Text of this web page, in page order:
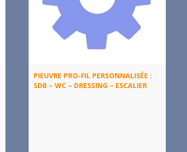
PIEUVRE PRO-FIL PERSONNALISÉE :
SDB – WC – DRESSING – ESCALIER